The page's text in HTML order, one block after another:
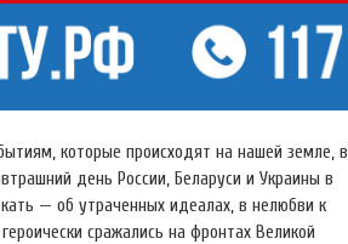
которые происходят на нашей земле, в
день России, Беларуси и Украины в
— об утраченных идеалах, в нелюбви к
сражались на фронтах Великой